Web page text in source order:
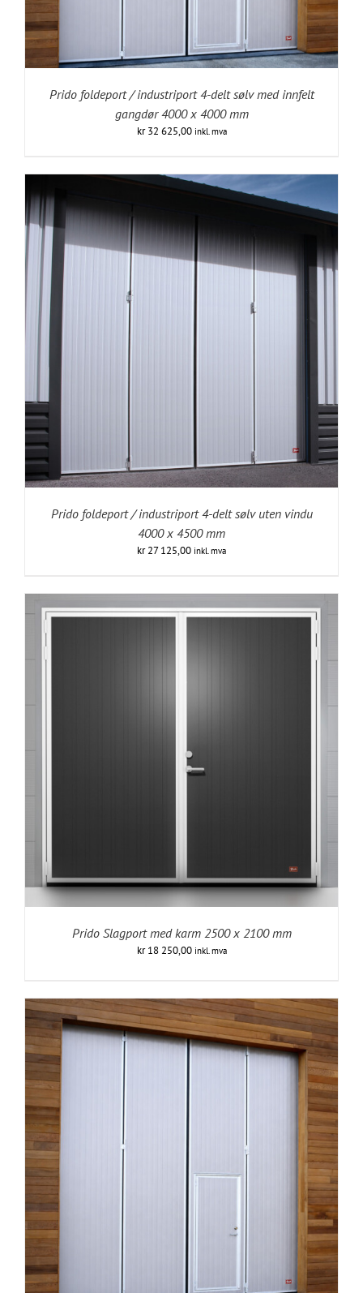
Prido foldeport / industriport 4-delt sølv med innfelt
gangdør 4000 x 4000 mm
kr32 625,00 inkl. mva
Prido foldeport / industriport 4-delt sølv uten vindu
4000 x 4500 mm
kr27 125,00 inkl. mva
Prido Slagport med karm 2500 x 2100 mm
kr18 250,00 inkl. mva